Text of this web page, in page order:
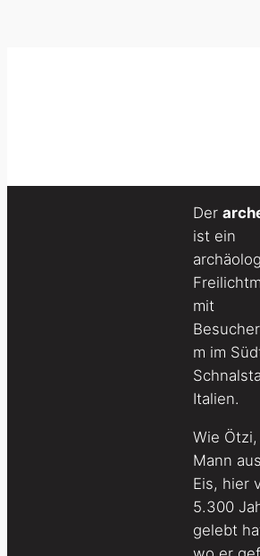
Der
ist ein
mit
m im
Italien.
Wie
Mann
Eis, hier
5.300
gelebt